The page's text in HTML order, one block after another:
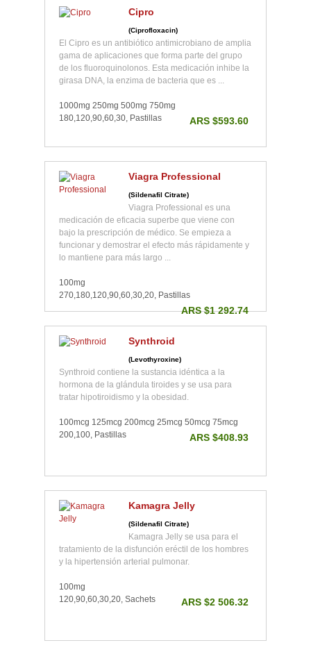
Cipro
(Ciprofloxacin)
El Cipro es un antibiótico antimicrobiano de amplia
gama de aplicaciones que forma parte del grupo
de los fluoroquinolonos. Esta medicación inhibe la
girasa DNA, la enzima de bacteria que es ...
1000mg 250mg 500mg 750mg
180,120,90,60,30, Pastillas
ARS $593.60
Viagra Professional
(Sildenafil Citrate)
Viagra Professional es una
medicación de eficacia superbe que viene con
bajo la prescripción de médico. Se empieza a
funcionar y demostrar el efecto más rápidamente y
lo mantiene para más largo ...
100mg
270,180,120,90,60,30,20, Pastillas
ARS $1 292.74
Synthroid
(Levothyroxine)
Synthroid contiene la sustancia idéntica a la
hormona de la glándula tiroides y se usa para
tratar hipotiroidismo y la obesidad.
100mcg 125mcg 200mcg 25mcg 50mcg 75mcg
200,100, Pastillas
ARS $408.93
Kamagra Jelly
(Sildenafil Citrate)
Kamagra Jelly se usa para el
tratamiento de la disfunción eréctil de los hombres
y la hipertensión arterial pulmonar.
100mg
120,90,60,30,20, Sachets
ARS $2 506.32